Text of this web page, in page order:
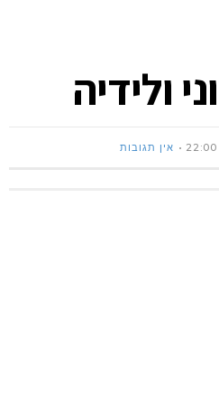
ולידיה
22:00 אין תגובות